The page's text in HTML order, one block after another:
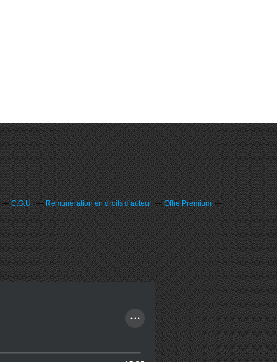
C.G.U. Rémunération en droits d'auteur
Offre Premium